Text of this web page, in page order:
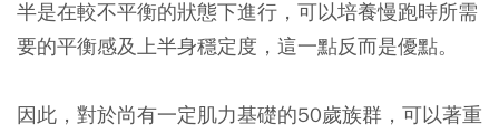
半是在較不平衡的狀態下進行，可以培養慢跑時所需
要的平衡感及上半身穩定度，這一點反而是優點。
因此，對於尚有一定肌力基礎的50歲族群，可以著重